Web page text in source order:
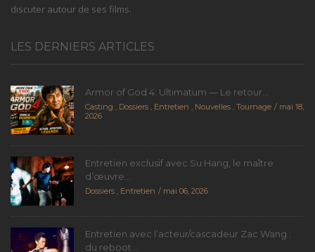
discuter autour de ses films.
LES DERNIERS ARTICLES
Armor of God 4: Ultimatum — Le retour...
Casting , Dossiers , Entretien , Nouvelles , Tournage
mai 18,
2026
Entretien exclusif avec Su Hang, le maître
d’œuvre...
Dossiers , Entretien mai 06, 2026
Entretien avec l’acteur/cascadeur Zac Wang :
du reboot...